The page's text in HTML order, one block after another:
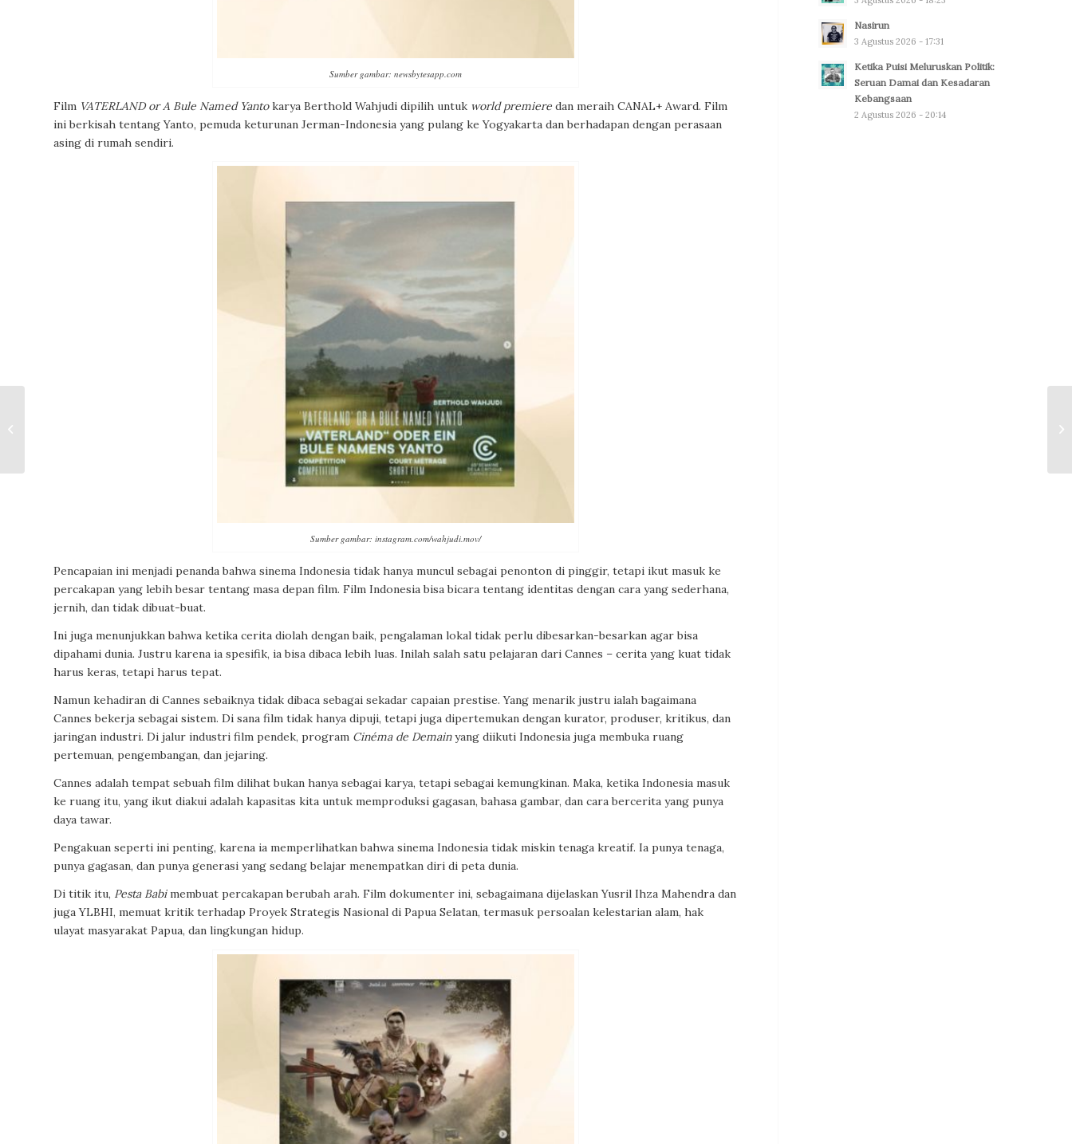
Sumber gambar: newsbytesapp.com
Film VATERLAND or A Bule Named Yantokarya Berthold Wahjudi dipilih untuk world premiere dan meraih CANAL+ Award. Film
ini berkisah tentang Yanto, pemuda keturunan Jerman-Indonesia yang pulang ke Yogyakarta dan berhadapan dengan perasaan
asing di rumah sendiri.
Sumber gambar: instagram.com/wahjudi.mov/
Pencapaian ini menjadi penanda bahwa sinema Indonesia tidak hanya muncul sebagai penonton di pinggir, tetapi ikut masuk ke
percakapan yang lebih besar tentang masa depan film. Film Indonesia bisa bicara tentang identitas dengan cara yang sederhana,
jernih, dan tidak dibuat-buat.
Ini juga menunjukkan bahwa ketika cerita diolah dengan baik, pengalaman lokal tidak perlu dibesarkan-besarkan agar bisa
dipahami dunia. Justru karena ia spesifik, ia bisa dibaca lebih luas. Inilah salah satu pelajaran dari Cannes – cerita yang kuat tidak
harus keras, tetapi harus tepat.
Namun kehadiran di Cannes sebaiknya tidak dibaca sebagai sekadar capaian prestise. Yang menarik justru ialah bagaimana
Cannes bekerja sebagai sistem. Di sana film tidak hanya dipuji, tetapi juga dipertemukan dengan kurator, produser, kritikus, dan
jaringan industri. Di jalur industri film pendek, program Cinéma de Demainyang diikuti Indonesia juga membuka ruang
pertemuan, pengembangan, dan jejaring.
Cannes adalah tempat sebuah film dilihat bukan hanya sebagai karya, tetapi sebagai kemungkinan. Maka, ketika Indonesia masuk
ke ruang itu, yang ikut diakui adalah kapasitas kita untuk memproduksi gagasan, bahasa gambar, dan cara bercerita yang punya
daya tawar.
Pengakuan seperti ini penting, karena ia memperlihatkan bahwa sinema Indonesia tidak miskin tenaga kreatif. Ia punya tenaga,
punya gagasan, dan punya generasi yang sedang belajar menempatkan diri di peta dunia.
Di titik itu, Pesta Babimembuat percakapan berubah arah. Film dokumenter ini, sebagaimana dijelaskan Yusril Ihza Mahendra dan
juga YLBHI, memuat kritik terhadap Proyek Strategis Nasional di Papua Selatan, termasuk persoalan kelestarian alam, hak
ulayat masyarakat Papua, dan lingkungan hidup.
Nasirun
3 Agustus 2026 - 17:31
Ketika Puisi Meluruskan Politik:
Seruan Damai dan Kesadaran
Kebangsaan
2 Agustus 2026 - 20:14